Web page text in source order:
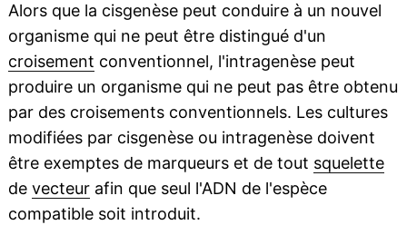
Alors que la cisgenèse peut conduire à un nouvel
organisme qui ne peut être distingué d'un
croisement conventionnel, l'intragenèse peut
produire un organisme qui ne peut pas être obtenu
par des croisements conventionnels. Les cultures
modifiées par cisgenèse ou intragenèse doivent
être exemptes de marqueurs et de tout squelette
de vecteurafin que seul l'ADN de l'espèce
compatible soit introduit.